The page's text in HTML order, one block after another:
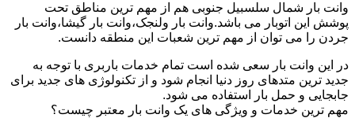
وانت بار شمال سلسبیل جنوبی هم از مهم ترین مناطق تحت
پوشش این اتوبار می باشد.وانت بار ولنجک،وانت بار گیشا،وانت بار
جردن را می توان از مهم ترین شعبات این منطقه دانست.
در این وانت بار سعی شده است تمام خدمات باربری با توجه به
جدید ترین متدهای روز دنیا انجام شود و از تکنولوژی های جدید برای
جابجایی و حمل بار استفاده می شود.
مهم ترین خدمات و ویژگی های یک وانت بار معتبر چیست؟